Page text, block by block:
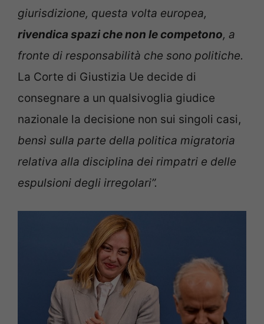
giurisdizione, questa volta europea,
rivendica spazi che non le competono, a
fronte di responsabilità che sono politiche.
La Corte di Giustizia Ue decide di
consegnare a un qualsivoglia giudice
nazionale la decisione non sui singoli casi,
bensì sulla parte della politica migratoria
relativa alla disciplina dei rimpatri e delle
espulsioni degli irregolari”.